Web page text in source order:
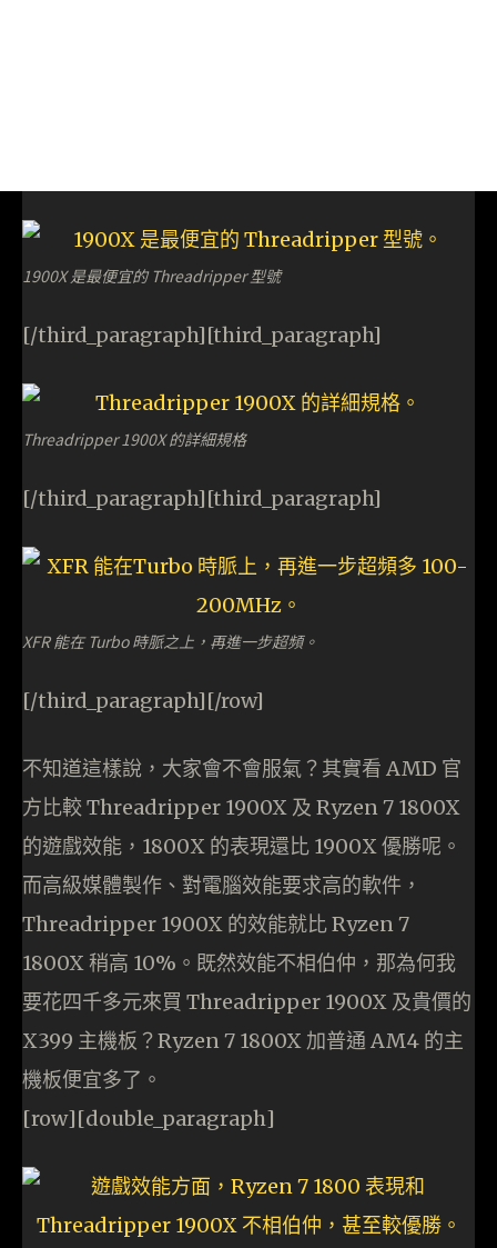
1900X 是最便宜的 Threadripper 型號
[/third_paragraph][third_paragraph]
Threadripper 1900X 的詳細規格
[/third_paragraph][third_paragraph]
XFR 能在 Turbo 時脈之上，再進一步超頻。
[/third_paragraph][/row]
不知道這樣說，大家會不會服氣？其實看 AMD 官
方比較 Threadripper 1900X 及 Ryzen 7 1800X
的遊戲效能，1800X 的表現還比 1900X 優勝呢。
而高級媒體製作、對電腦效能要求高的軟件，
Threadripper 1900X 的效能就比 Ryzen 7
1800X 稍高 10%。既然效能不相伯仲，那為何我
要花四千多元來買 Threadripper 1900X 及貴價的
X399 主機板？Ryzen 7 1800X 加普通 AM4 的主
機板便宜多了。
[row][double_paragraph]